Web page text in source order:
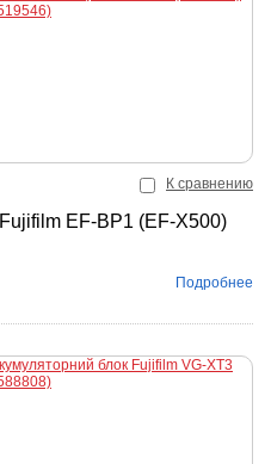
К сравнению
EF-BP1 (EF-X500)
Подробнее